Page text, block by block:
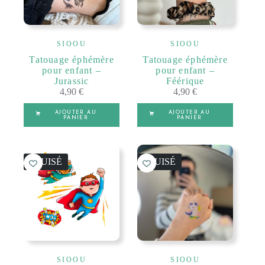
SIOOU
Tatouage éphémère
pour enfant –
Jurassic
4,90€
AJOUTER AU
PANIER
SIOOU
Tatouage éphémère
pour enfant –
Féérique
4,90€
AJOUTER AU
PANIER
ÉPUISÉ
SIOOU
ÉPUISÉ
SIOOU